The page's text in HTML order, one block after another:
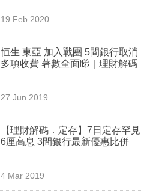
19 Feb 2020
恒生 東亞 加入戰團 5間銀行取消
多項收費 著數全面睇｜理財解碼
27 Jun 2019
【理財解碼．定存】7日定存罕見
6厘高息 3間銀行最新優惠比併
4 Mar 2019